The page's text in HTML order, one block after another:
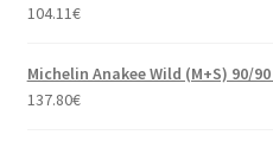
104.11€
Michelin Anakee Wild (M+S) 90/
137.80€